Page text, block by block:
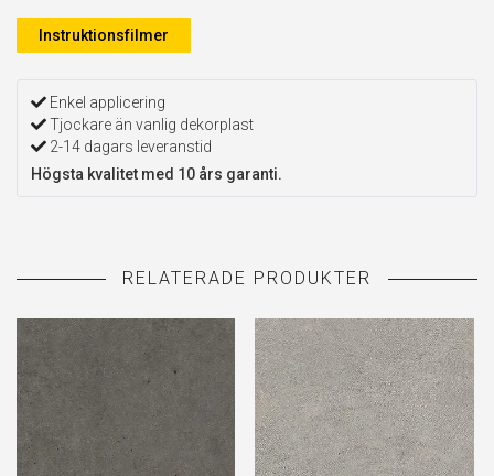
Instruktionsfilmer
Enkel applicering
Tjockare än vanlig dekorplast
2-14 dagars leveranstid
Högsta kvalitet med 10 års garanti.